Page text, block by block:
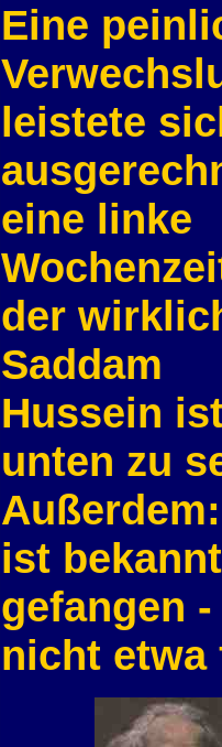
Eine
leistete
eine linke
der
Saddam
Hussein
unten zu
ist
gefangen
nicht etwa